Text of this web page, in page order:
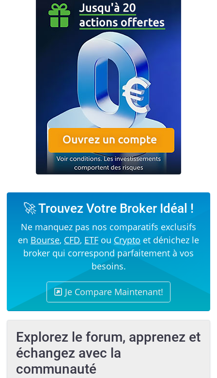
🚀 Trouvez Votre Broker Idéal !
Ne manquez pas nos comparatifs exclusifs
en Bourse, CFD, ETF ou Crypto et dénichez le
broker qui correspond parfaitement à vos
besoins.
Je Compare Maintenant!
Explorez le forum, apprenez et
échangez avec la
communauté